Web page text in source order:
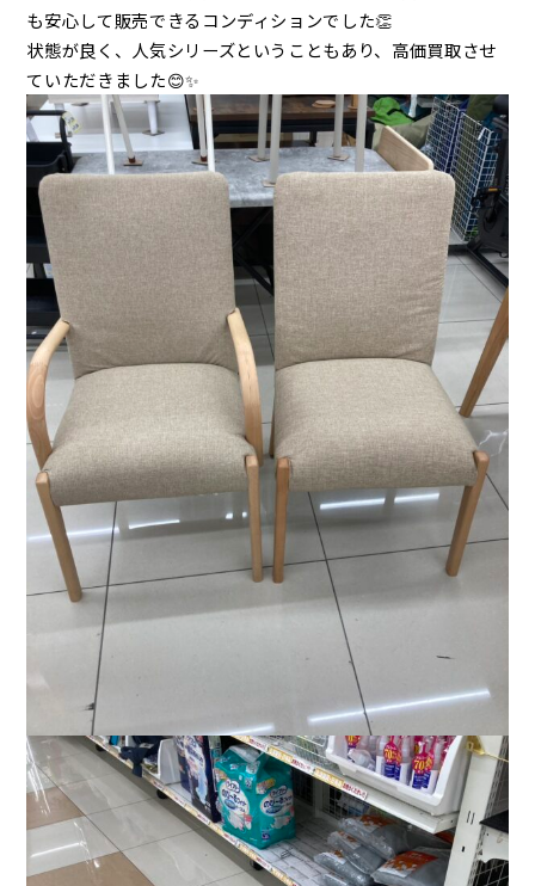
も安心して販売できるコンディションでした👏
状態が良く、人気シリーズということもあり、高価買取させ
ていただきました😊✨